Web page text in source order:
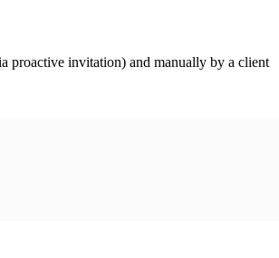
proactive invitation) and manually by a client